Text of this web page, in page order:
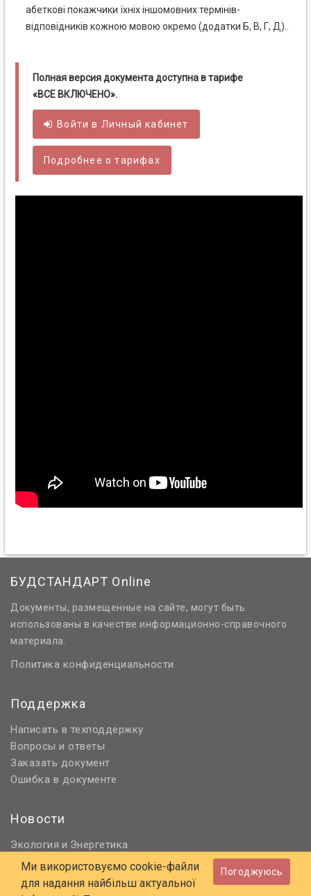
абеткові покажчики їхніх іншомовних термінів-
відповідників кожною мовою окремо (додатки Б, В, Г, Д)..
Полная версия документа доступна в тарифе
«ВСЕ ВКЛЮЧЕНО».
Войти в Личный кабинет
Подробнее о тарифах
БУДСТАНДАРТ Online
Документы, размещенные на сайте, могут быть
использованы в качестве информационно-справочного
материала.
Политика конфиденциальности
Поддержка
Написать в техподдержку
Вопросы и ответы
Заказать документ
Ошибка в документе
Новости
Экология и Энергетика
Нормативное регулирование
Строительство и проектирование
Ми використовуємо cookie-файли
для надання найбільш актуальної
Погоджуюсь